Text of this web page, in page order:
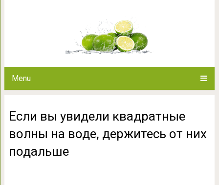
Menu
Если вы увидели квадратные
волны на воде, держитесь от них
подальше